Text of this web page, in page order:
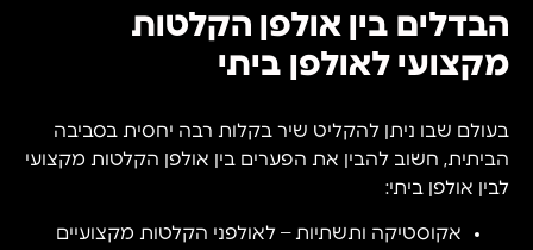
הבדלים בין אולפן הקלטות
מקצועי לאולפן ביתי
בעולם שבו ניתן להקליט שיר בקלות רבה יחסית בסביבה
הביתית, חשוב להבין את הפערים בין אולפן הקלטות מקצועי
לבין אולפן ביתי:
אקוסטיקה ותשתיות – לאולפני הקלטות מקצועיים